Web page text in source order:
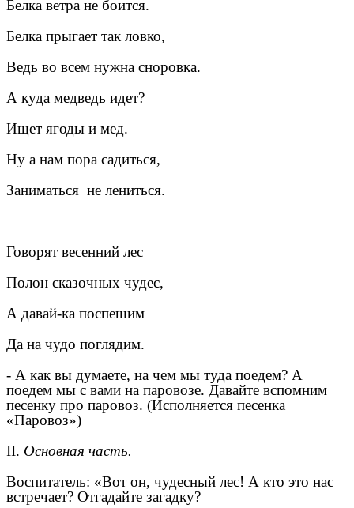
Белка ветра не боится.
Белка прыгает так ловко,
Ведь во всем нужна сноровка.
А куда медведь идет?
Ищет ягоды и мед.
Ну а нам пора садиться,
Заниматься не лениться.
Говорят весенний лес
Полон сказочных чудес,
А давай-ка поспешим
Да на чудо поглядим.
- А как вы думаете, на чем мы туда поедем? А
поедем мы с вами на паровозе. Давайте вспомним
песенку про паровоз. (Исполняется песенка
«Паровоз»)
II. Основная часть.
Воспитатель: «Вот он, чудесный лес! А кто это нас
встречает? Отгадайте загадку?